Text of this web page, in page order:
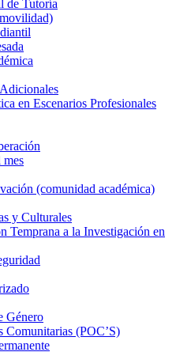
de Tutoría
en Escenarios Profesionales
mes
(comunidad académica)
y Culturales
Temprana a la Investigación en
Género
Comunitarias (POC’S)